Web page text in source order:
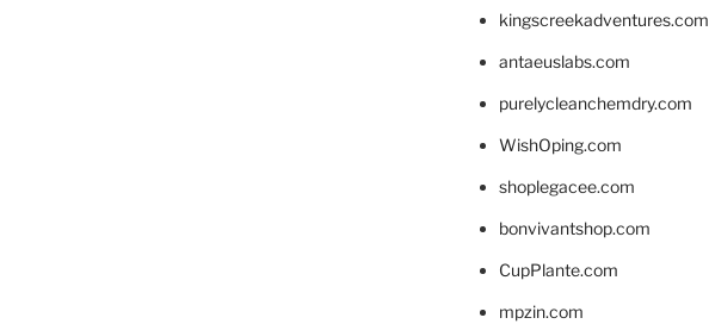
kingscreekadventures.com
antaeuslabs.com
purelycleanchemdry.com
WishOping.com
shoplegacee.com
bonvivantshop.com
CupPlante.com
mpzin.com